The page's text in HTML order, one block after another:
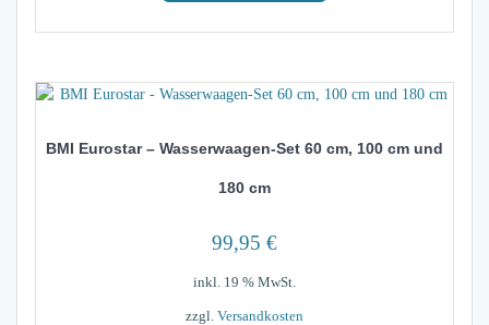
BMI Eurostar – Wasserwaagen-Set 60 cm, 100 cm und
180 cm
99,95 €
inkl. 19 % MwSt.
zzgl. Versandkosten